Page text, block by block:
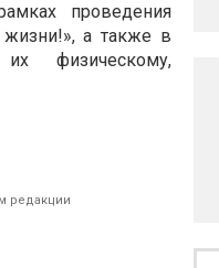
проведения
а также в
физическому,
редакции